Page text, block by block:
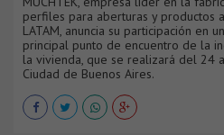
perfiles para aberturas y productos
LATAM, anuncia su participación en
principal punto de encuentro de la
la vivienda, que se realizará del 24
Ciudad de Buenos Aires.